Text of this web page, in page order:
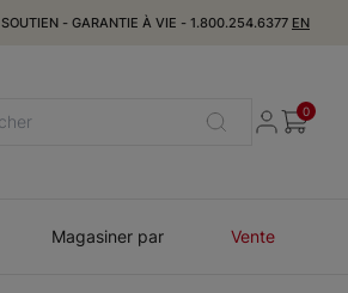
SOUTIEN - GARANTIE À VIE - 1.800.254.6377 EN
0
Magasiner par Vente